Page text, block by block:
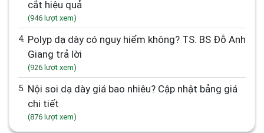
cắt hiệu quả
(946 lượt xem)
4. Polyp dạ dày có nguy hiểm không? TS. BS Đỗ Anh
Giang trả lời
(926 lượt xem)
5. Nội soi dạ dày giá bao nhiêu? Cập nhật bảng giá
chi tiết
(876 lượt xem)